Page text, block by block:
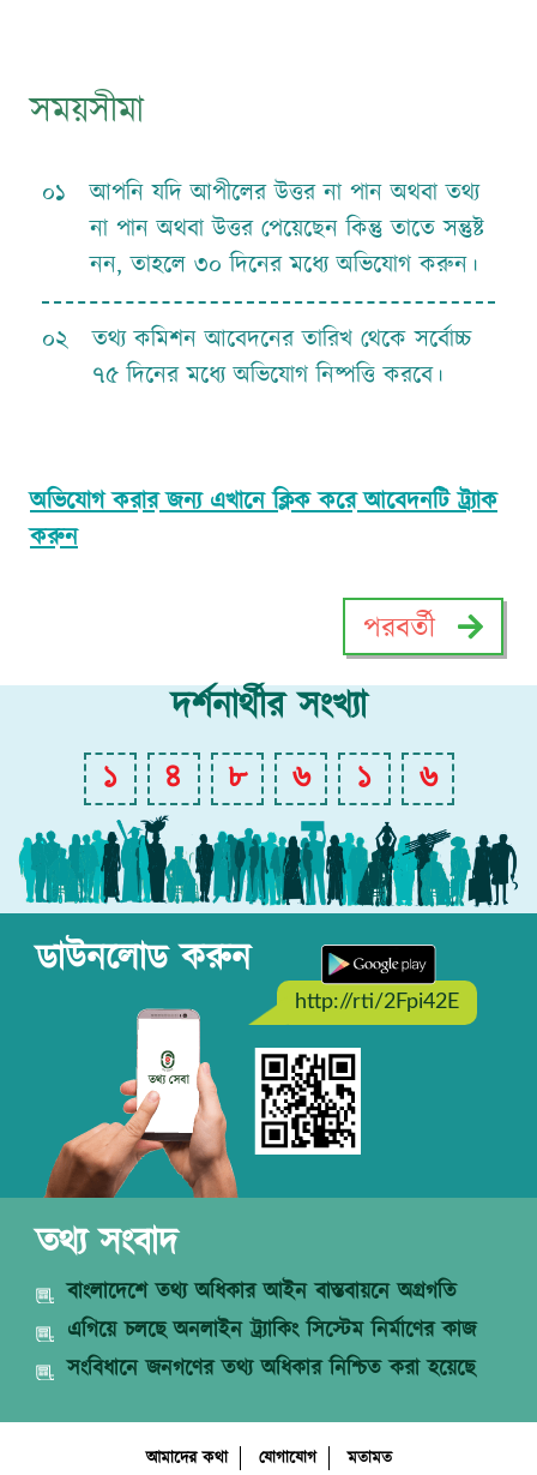
সময়সীমা
০১
আপনি যদি আপীলের উত্তর না পান অথবা তথ্য
না পান অথবা উত্তর পেয়েছেন কিন্তু তাতে সন্তুষ্ট
নন, তাহলে ৩০ দিনের মধ্যে অভিযোগ করুন।
০২
তথ্য কমিশন আবেদনের তারিখ থেকে সর্বোচ্চ
৭৫ দিনের মধ্যে অভিযোগ নিষ্পত্তি করবে।
অভিযোগ করার জন্য এখানে ক্লিক করে আবেদনটি ট্র্যাক
করুন
পরবর্তী
দর্শনার্থীর সংখ্যা
১ ৪ ৮ ৬ ১ ৬
ডাউনলোড করুন
http://rti/2Fpi42E
তথ্য সংবাদ
বাংলাদেশে তথ্য অধিকার আইন বাস্তবায়নে অগ্রগতি
এগিয়ে চলছে অনলাইন ট্র্যাকিং সিস্টেম নির্মাণের কাজ
সংবিধানে জনগণের তথ্য অধিকার নিশ্চিত করা হয়েছে
আমাদের কথা যোগাযোগ মতামত